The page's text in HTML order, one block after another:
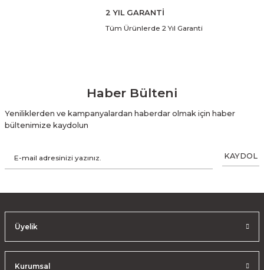
2 YIL GARANTİ
Tüm Ürünlerde 2 Yıl Garanti
Haber Bülteni
Yeniliklerden ve kampanyalardan haberdar olmak için haber
bültenimize kaydolun
KAYDOL
Üyelik
Kurumsal